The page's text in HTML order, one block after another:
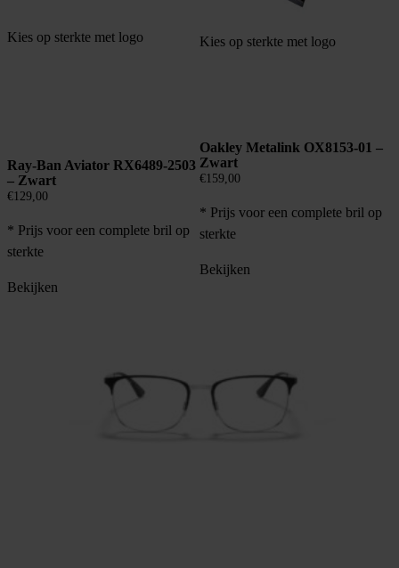
Kies op sterkte met logo
Ray-Ban Aviator RX6489-2503
– Zwart
€129,00
* Prijs voor een complete bril op
sterkte
Bekijken
Kies op sterkte met logo
Oakley Metalink OX8153-01 –
Zwart
€159,00
* Prijs voor een complete bril op
sterkte
Bekijken